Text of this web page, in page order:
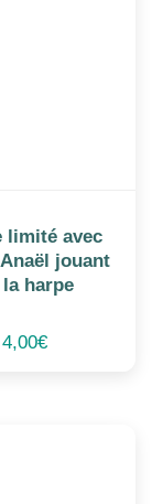
limité avec
jouant
harpe
4,00€